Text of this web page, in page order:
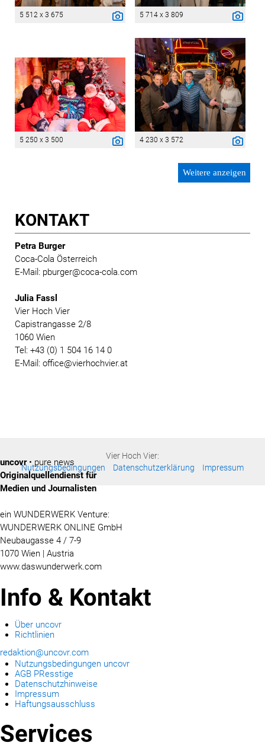
5 512 x 3 675 5 714 x 3 809
5 250 x 3 500 4 230 x 3 572
Weitere anzeigen
KONTAKT
Petra Burger
Coca-Cola Österreich
E-Mail: pburger@coca-cola.com
Julia Fassl
Vier Hoch Vier
Capistrangasse 2/8
1060 Wien
Tel: +43 (0) 1 504 16 14 0
E-Mail: office@vierhochvier.at
Vier Hoch Vier:
Nutzungsbedingungen
Datenschutzerklärung Impressum
uncovr• pure news
Originalquellendienst für
Medien und Journalisten
ein WUNDERWERK Venture:
WUNDERWERK ONLINE GmbH
Neubaugasse 4 / 7-9
1070 Wien | Austria
www.daswunderwerk.com
Info & Kontakt
Über uncovr
Richtlinien
redaktion@uncovr.com
Nutzungsbedingungen uncovr
AGB PResstige
Datenschutzhinweise
Impressum
Haftungsausschluss
Services